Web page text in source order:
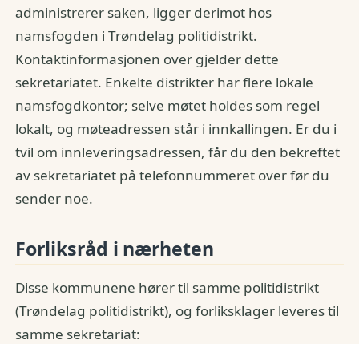
administrerer saken, ligger derimot hos
namsfogden i Trøndelag politidistrikt.
Kontaktinformasjonen over gjelder dette
sekretariatet. Enkelte distrikter har flere lokale
namsfogdkontor; selve møtet holdes som regel
lokalt, og møteadressen står i innkallingen. Er du i
tvil om innleveringsadressen, får du den bekreftet
av sekretariatet på telefonnummeret over før du
sender noe.
Forliksråd i nærheten
Disse kommunene hører til samme politidistrikt
(Trøndelag politidistrikt), og forliksklager leveres til
samme sekretariat: